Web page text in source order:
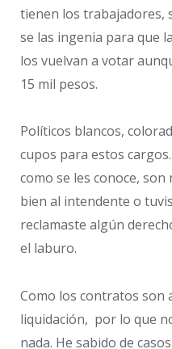
tienen los trabajadores,
se las ingenia para que
los vuelvan a votar
15 mil pesos.
Políticos blancos,
cupos para estos
como se les conoce, son
bien al intendente o
reclamaste algún
el laburo.
Como los contratos son
liquidación, por lo que
nada. He sabido de